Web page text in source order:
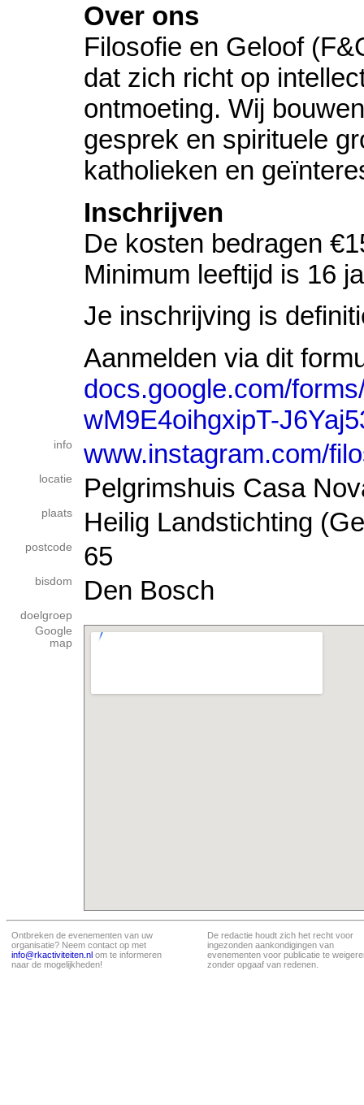
Over ons
Filosofie en Geloof
dat zich richt op
ontmoeting. Wij
gesprek en spirituele
katholieken en
Inschrijven
De kosten bedragen
Minimum leeftijd is 16
Je inschrijving is
Aanmelden via dit
docs.google.com/
wM9E4oihgxipT-
info www.instagram.com/
locatie Pelgrimshuis Casa
plaats Heilig Landstichting
postcode 65
bisdom Den Bosch
doelgroep
Google
map
Ontbreken de evenementen van uw
organisatie? Neem contact op met
info@rkactiviteiten.nl om te informeren
naar de mogelijkheden!
De redactie houdt zich het recht voor
ingezonden aankondigingen van
evenementen voor publicatie te
zonder opgaaf van redenen.